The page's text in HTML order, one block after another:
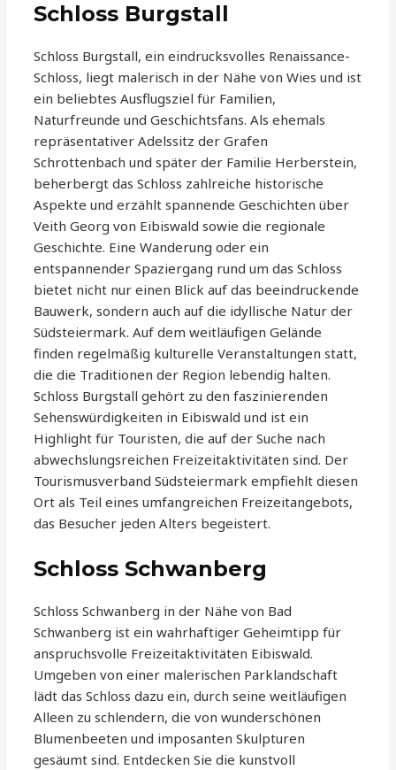
Schloss Burgstall
Schloss Burgstall, ein eindrucksvolles Renaissance-
Schloss, liegt malerisch in der Nähe von Wies und ist
ein beliebtes Ausflugsziel für Familien,
Naturfreunde und Geschichtsfans. Als ehemals
repräsentativer Adelssitz der Grafen
Schrottenbach und später der Familie Herberstein,
beherbergt das Schloss zahlreiche historische
Aspekte und erzählt spannende Geschichten über
Veith Georg von Eibiswald sowie die regionale
Geschichte. Eine Wanderung oder ein
entspannender Spaziergang rund um das Schloss
bietet nicht nur einen Blick auf das beeindruckende
Bauwerk, sondern auch auf die idyllische Natur der
Südsteiermark. Auf dem weitläufigen Gelände
finden regelmäßig kulturelle Veranstaltungen statt,
die die Traditionen der Region lebendig halten.
Schloss Burgstall gehört zu den faszinierenden
Sehenswürdigkeiten in Eibiswald und ist ein
Highlight für Touristen, die auf der Suche nach
abwechslungsreichen Freizeitaktivitäten sind. Der
Tourismusverband Südsteiermark empfiehlt diesen
Ort als Teil eines umfangreichen Freizeitangebots,
das Besucher jeden Alters begeistert.
Schloss Schwanberg
Schloss Schwanberg in der Nähe von Bad
Schwanberg ist ein wahrhaftiger Geheimtipp für
anspruchsvolle Freizeitaktivitäten Eibiswald.
Umgeben von einer malerischen Parklandschaft
lädt das Schloss dazu ein, durch seine weitläufigen
Alleen zu schlendern, die von wunderschönen
Blumenbeeten und imposanten Skulpturen
gesäumt sind. Entdecken Sie die kunstvoll